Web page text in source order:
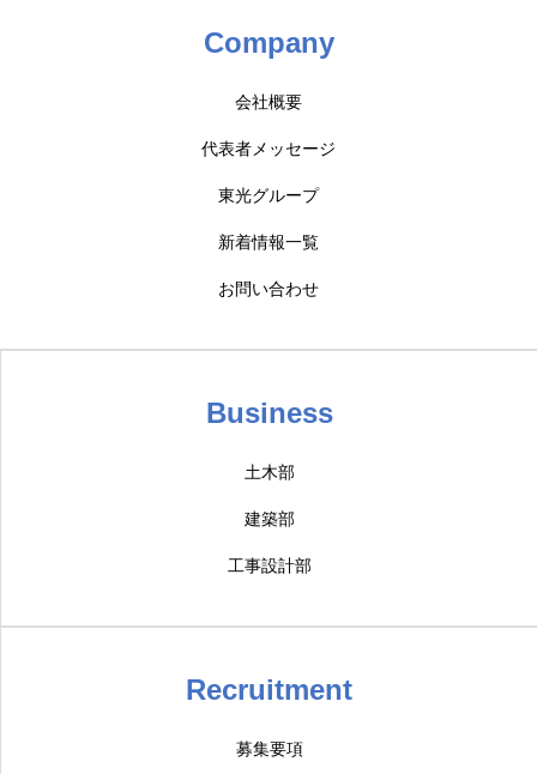
Company
会社概要
代表者メッセージ
東光グループ
新着情報一覧
お問い合わせ
Business
土木部
建築部
工事設計部
Recruitment
募集要項